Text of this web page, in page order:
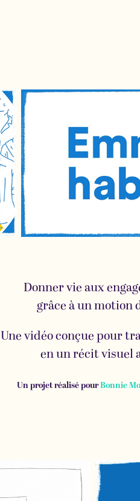
Donner vie aux
grâce à un
Une vidéo conçue pour
en un récit visuel
Un projet réalisé pourBonnie